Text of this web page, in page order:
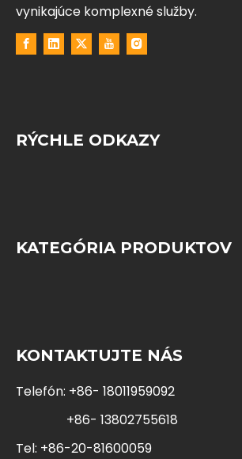
vynikajúce komplexné služby.
RÝCHLE ODKAZY
KATEGÓRIA PRODUKTOV
KONTAKTUJTE NÁS
Telefón: +86- 18011959092
+86- 13802755618
Tel: +86-20-81600059